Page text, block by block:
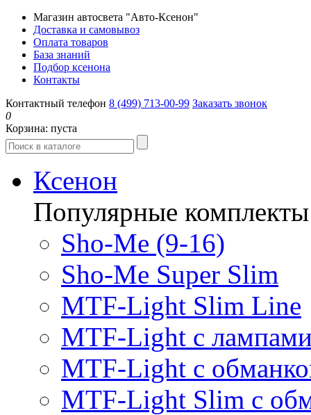
Магазин автосвета "Авто-Ксенон"
Доставка и самовывоз
Оплата товаров
База знаний
Подбор ксенона
Контакты
Контактный телефон 8 (499) 713-00-99 Заказать звонок
0
Корзина: пуста
Ксенон
Популярные комплекты
Sho-Me (9-16)
Sho-Me Super Slim
MTF-Light Slim Line
MTF-Light с
MTF-Light с
MTF-Light Slim с